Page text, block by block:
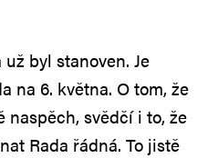
byl stanoven. Je
na 6. května. O tom, že
svědčí i to, že
Rada řádná. To jistě